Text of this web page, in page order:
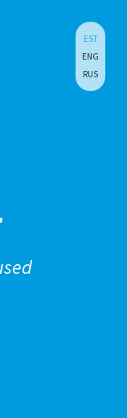
EST
ENG
RUS